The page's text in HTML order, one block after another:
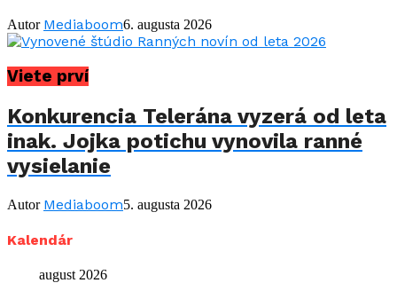
Autor Mediaboom6. augusta 2026
Viete prví
Konkurencia Telerána vyzerá od leta
inak. Jojka potichu vynovila ranné
vysielanie
Autor Mediaboom5. augusta 2026
Kalendár
august 2026